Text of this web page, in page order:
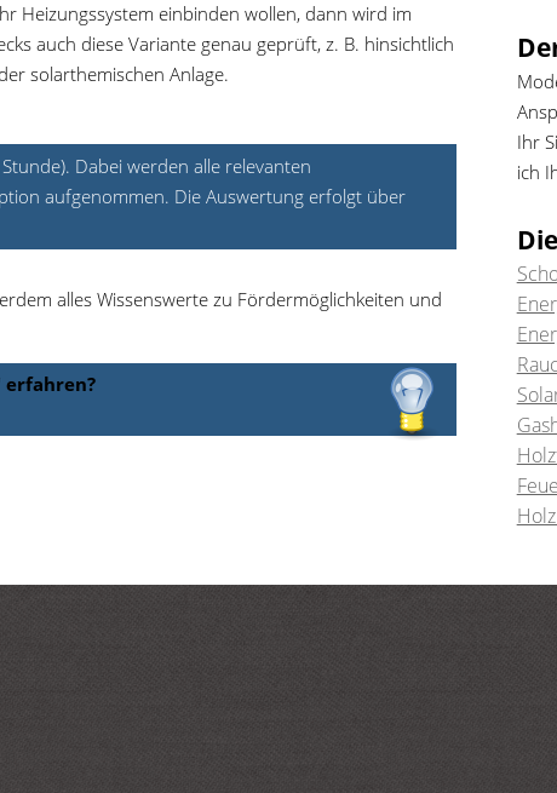
Heizungssystem einbinden wollen, dann wird im
auch diese Variante genau geprüft, z. B. hinsichtlich
solarthemischen Anlage.
Dabei werden alle relevanten
aufgenommen. Die Auswertung erfolgt über
alles Wissenswerte zu Fördermöglichkeiten und
erfahren?
Ihr
ich